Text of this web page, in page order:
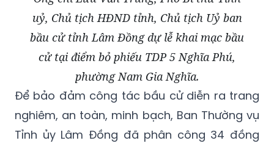
uỷ, Chủ tịch HĐND tỉnh, Chủ tịch Uỷ ban
bầu cử tỉnh Lâm Đồng dự lễ khai mạc bầu
cử tại điểm bỏ phiếu TDP 5 Nghĩa Phú,
phường Nam Gia Nghĩa.
Để bảo đảm công tác bầu cử diễn ra trang
nghiêm, an toàn, minh bạch, Ban Thường vụ
Tỉnh ủyLâm Đồng đã phân công 34 đồng